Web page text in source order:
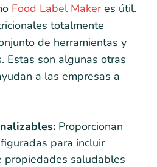
Food Label Makeres útil.
totalmente
de herramientas y
Estas son algunas otras
a las empresas a
Proporcionan
para incluir
propiedades saludables